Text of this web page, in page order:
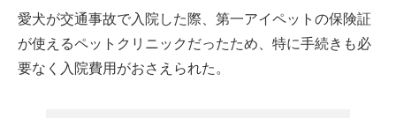
愛犬が交通事故で入院した際、第一アイペットの保険証
が使えるペットクリニックだったため、特に手続きも必
要なく入院費用がおさえられた。